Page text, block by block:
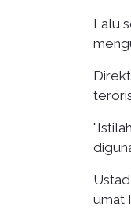
Lalu
umat